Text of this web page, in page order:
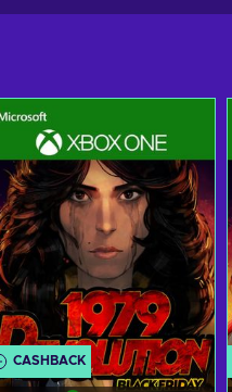
CASHBACK